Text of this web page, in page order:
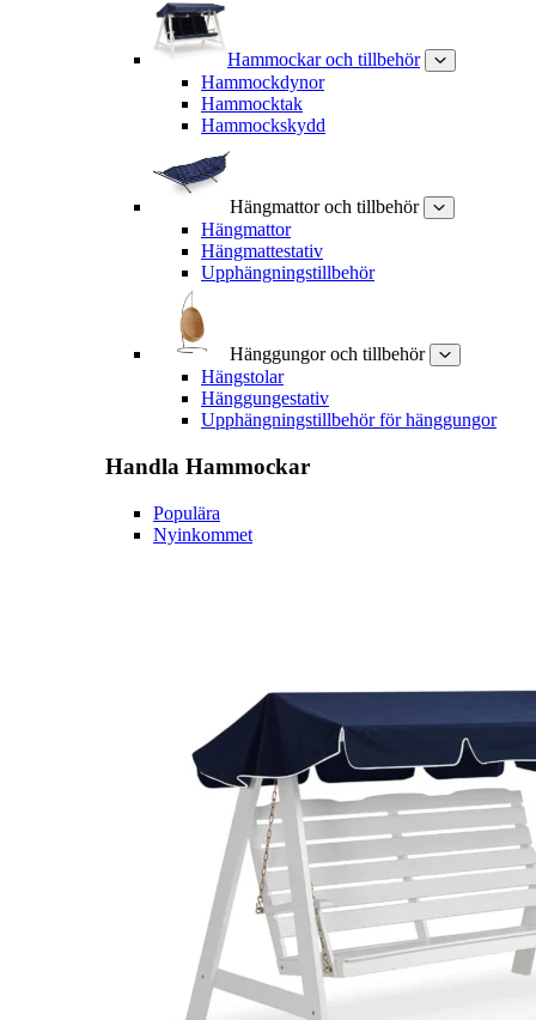
Hammockar och tillbehör
Hammockdynor
Hammocktak
Hammockskydd
Hängmattor och tillbehör
Hängmattor
Hängmattestativ
Upphängningstillbehör
Hänggungor och tillbehör
Hängstolar
Hänggungestativ
Upphängningstillbehör för hänggungor
Handla Hammockar
Populära
Nyinkommet